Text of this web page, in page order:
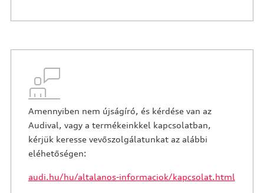
Amennyiben nem újságíró, és kérdése van az
Audival, vagy a termékeinkkel kapcsolatban,
kérjük keresse vevőszolgálatunkat az alábbi
eléhetőségen:
audi.hu/hu/altalanos-informaciok/kapcsolat.html